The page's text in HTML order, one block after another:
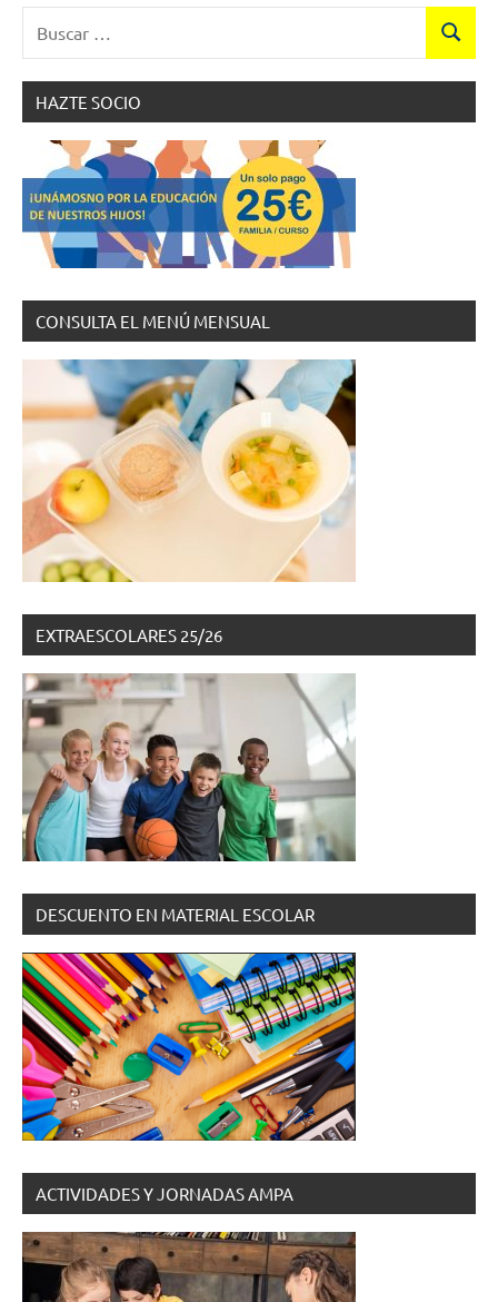
Buscar
HAZTE SOCIO
CONSULTA EL MENÚ MENSUAL
EXTRAESCOLARES 25/26
DESCUENTO EN MATERIAL ESCOLAR
ACTIVIDADES Y JORNADAS AMPA